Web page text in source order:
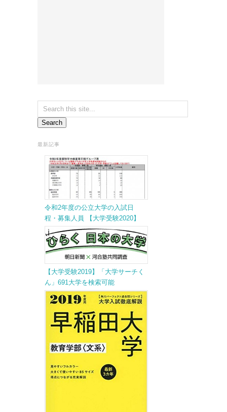
最新記事
令和2年度の公立大学の入試日
程・募集人員 【大学受験2020】
【大学受験2019】「大学サーチく
ん」691大学を検索可能